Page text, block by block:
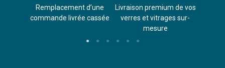
Remplacement d’une
commande livrée cassée​
Livraison premium de vos
verres et vitrages sur-
mesure